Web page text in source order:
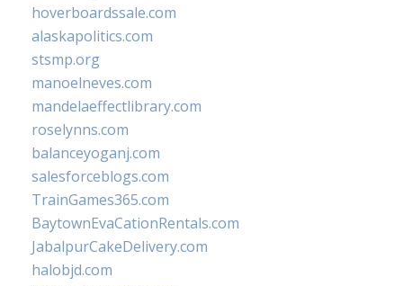
hoverboardssale.com
alaskapolitics.com
stsmp.org
manoelneves.com
mandelaeffectlibrary.com
roselynns.com
balanceyoganj.com
salesforceblogs.com
TrainGames365.com
BaytownEvaCationRentals.com
JabalpurCakeDelivery.com
halobjd.com